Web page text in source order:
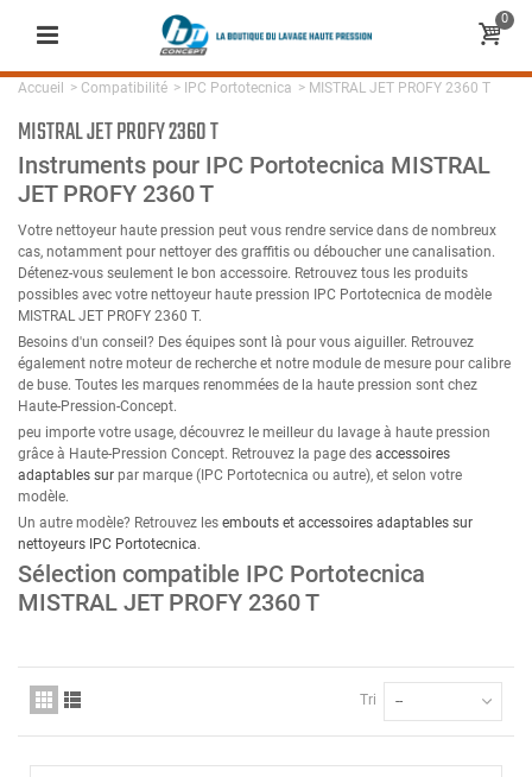
0
Accueil > Compatibilité > IPC Portotecnica > MISTRAL JET PROFY 2360 T
MISTRAL JET PROFY 2360 T
Instruments pour IPC Portotecnica MISTRAL
JET PROFY 2360 T
Votre nettoyeur haute pression peut vous rendre service dans de nombreux
cas, notamment pour nettoyer des graffitis ou déboucher une canalisation.
Détenez-vous seulement le bon accessoire. Retrouvez tous les produits
possibles avec votre nettoyeur haute pression IPC Portotecnica de modèle
MISTRAL JET PROFY 2360 T.
Besoins d'un conseil? Des équipes sont là pour vous aiguiller. Retrouvez
également notre moteur de recherche et notre module de mesure pour calibre
de buse. Toutes les marques renommées de la haute pression sont chez
Haute-Pression-Concept.
peu importe votre usage, découvrez le meilleur du lavage à haute pression
grâce à Haute-Pression Concept. Retrouvez la page des accessoires
adaptables sur par marque (IPC Portotecnica ou autre), et selon votre
modèle.
Un autre modèle? Retrouvez les embouts et accessoires adaptables sur
nettoyeurs IPC Portotecnica.
Sélection compatible IPC Portotecnica
MISTRAL JET PROFY 2360 T
Tri --